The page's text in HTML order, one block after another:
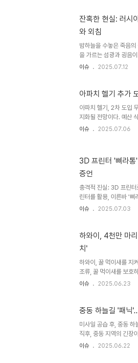
이루어졌습니다. 101대
침투한 무인기의 출발지
중인 ..
잔혹한 현실: 러시
와 외침
밤하늘을 수놓은 죽음
을 가르는 섬광과 굉음
원하여 우크라이나를 향
침: 젤렌스키 대통령의
한 투자를 강화해야 한
기를..
이슈 2025.07.12
아파치 헬기 추가
아파치 헬기, 2차 도입
지화될 전망이다. 예산
국회 본회의를 통과한
가유 의원은 “1차 도입
고, 미 육군도 그레이 이
이슈 2025.07.06
3D 프린터 '삐라통
증언
충격적 진실: 3D 프린
린터를 활용, 이른바 '삐
확보했습니다. 이는 윤
는 데 중요한 증거로 작
기 연관성드론작전사령
철사를 꼬아 연결고리
이슈 2025.07.03
하와이, 4천만 마
치'
하와이, 꿀 먹이새를 지
조류, 꿀 먹이새를 보호
천만 마리가 넘는 수컷
한 시도가 꿀 먹이새를
'볼바키아'라는 박테리
이슈 2025.06.23
중동 하늘길 '패닉
미사일 공습 후, 중동
직후, 중동 지역의 긴장
상공을 지나는 항공편
이슈 2025.06.22